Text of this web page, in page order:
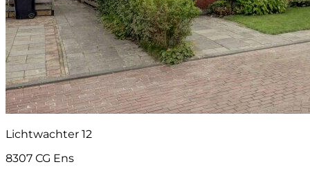
Lichtwachter 12
8307 CG Ens